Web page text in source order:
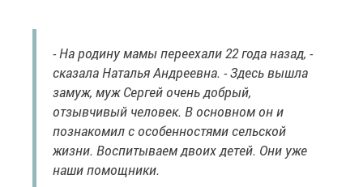
- На родину мамы переехали 22 года назад, -
сказала Наталья Андреевна. - Здесь вышла
замуж, муж Сергей очень добрый,
отзывчивый человек. В основном он и
познакомил с особенностями сельской
жизни. Воспитываем двоих детей. Они уже
наши помощники.